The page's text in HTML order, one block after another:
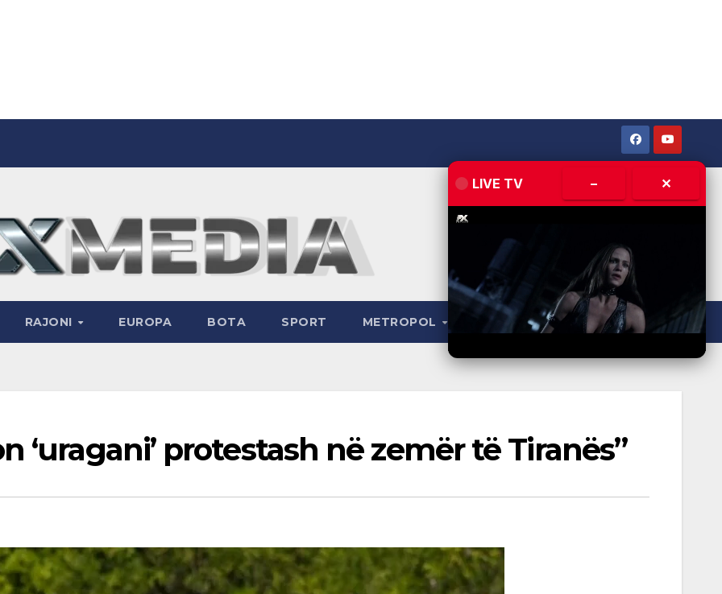
RAJONI EUROPA BOTA SPORT METROPOL LIVE
‘uragani’ protestash në zemër të Tiranës”
LIVE TV – ✕